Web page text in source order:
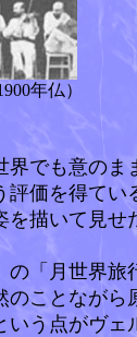
年仏）
でも意のま
価を得て
描いて見
「月世界旅
ことなが
う点がヴ